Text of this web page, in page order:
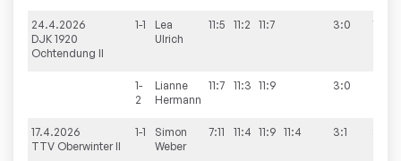
24.4.2026
DJK 1920
Ochtendung II
1-1
Lea
Ulrich
11:5 11:2 11:7 3:0 7:3
1-
2
Lianne
Hermann
11:7 11:3 11:9 3:0
17.4.2026
TTV Oberwinter II
1-1
Simon
Weber
7:11 11:4 11:9 11:4 3:1